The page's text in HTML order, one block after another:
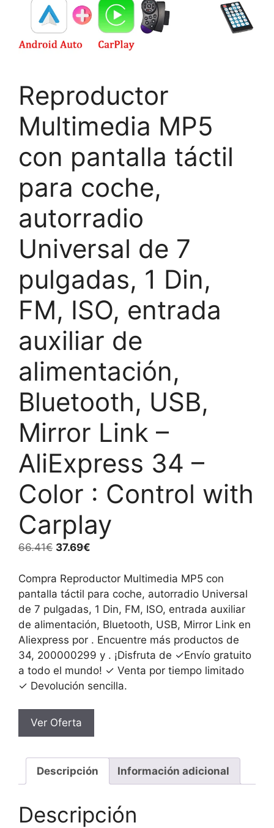
Reproductor
Multimedia MP5
con pantalla táctil
para coche,
autorradio
Universal de 7
pulgadas, 1 Din,
FM, ISO, entrada
auxiliar de
alimentación,
Bluetooth, USB,
Mirror Link –
AliExpress 34 –
Color : Control with
Carplay
66.41€ El
original
era:
66.41€.
37.69€
actual
es:
37.69€.
Compra Reproductor Multimedia MP5 con
pantalla táctil para coche, autorradio Universal
de 7 pulgadas, 1 Din, FM, ISO, entrada auxiliar
de alimentación, Bluetooth, USB, Mirror Link en
Aliexpress por . Encuentre más productos de
34, 200000299 y . ¡Disfruta de ✓Envío gratuito
a todo el mundo! ✓ Venta por tiempo limitado
✓ Devolución sencilla.
Ver Oferta
Descripción Información adicional
Descripción